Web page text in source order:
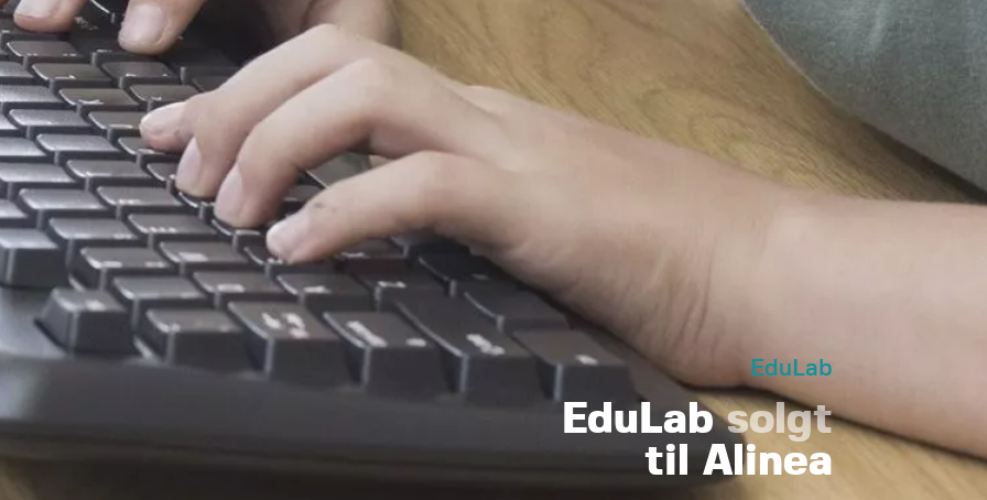
EduLab
EduLabsolgt
til Alinea